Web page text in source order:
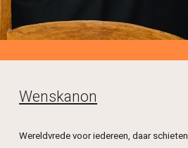
Wenskanon
Wereldvrede voor iedereen, daar schieten